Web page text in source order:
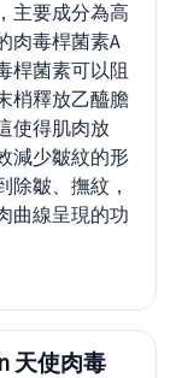
主要成分為高
肉毒桿菌素A
桿菌素可以阻
梢釋放乙醯膽
使得肌肉放
減少皺紋的形
除皺、撫紋，
曲線呈現的功
天使肉毒